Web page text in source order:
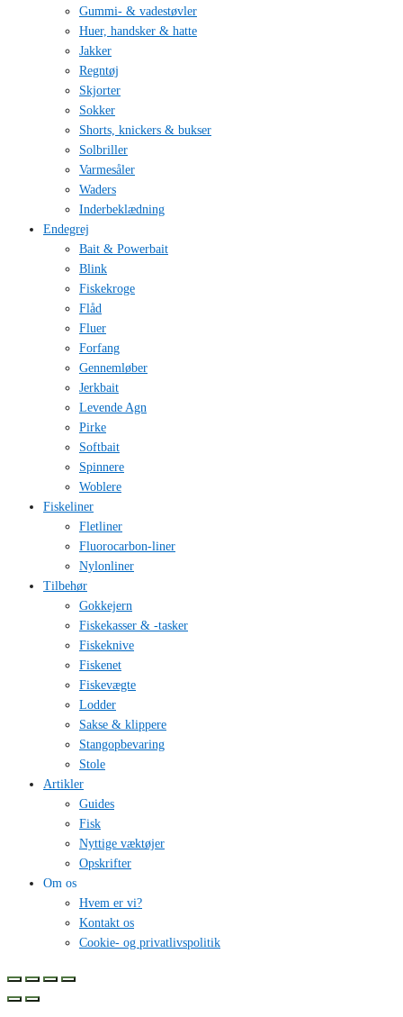
Gummi- & vadestøvler
Huer, handsker & hatte
Jakker
Regntøj
Skjorter
Sokker
Shorts, knickers & bukser
Solbriller
Varmesåler
Waders
Inderbeklædning
Endegrej
Bait & Powerbait
Blink
Fiskekroge
Flåd
Fluer
Forfang
Gennemløber
Jerkbait
Levende Agn
Pirke
Softbait
Spinnere
Woblere
Fiskeliner
Fletliner
Fluorocarbon-liner
Nylonliner
Tilbehør
Gokkejern
Fiskekasser & -tasker
Fiskeknive
Fiskenet
Fiskevægte
Lodder
Sakse & klippere
Stangopbevaring
Stole
Artikler
Guides
Fisk
Nyttige væktøjer
Opskrifter
Om os
Hvem er vi?
Kontakt os
Cookie- og privatlivspolitik